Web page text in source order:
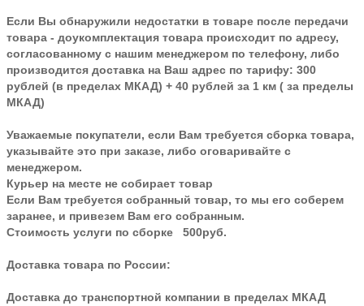
Если Вы обнаружили недостатки в товаре после передачи
товара - доукомплектация товара происходит по адресу,
согласованному с нашим менеджером по телефону, либо
производится доставка на Ваш адрес по тарифу: 300
рублей (в пределах МКАД) + 40 рублей за 1 км ( за пределы
МКАД)
Уважаемые покупатели, если Вам требуется сборка товара,
указывайте это при заказе, либо оговаривайте с
менеджером.
Курьер на месте не собирает товар
Если Вам требуется собранный товар, то мы его соберем
заранее, и привезем Вам его собранным.
Стоимость услуги по сборке 500руб.
Доставка товара по России:
Доставка до транспортной компании в пределах МКАД